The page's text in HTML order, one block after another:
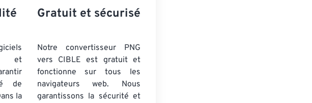
et
de
la
Gratuit et sécurisé
Notre convertisseur PNG
vers CIBLE est gratuit et
fonctionne sur tous les
navigateurs web. Nous
garantissons la sécurité et